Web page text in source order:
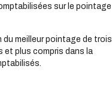
sur le pointage
meilleur pointage de trois
et plus compris dans la